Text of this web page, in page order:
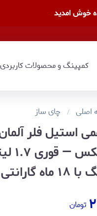
خوش امدید
کمپینگ و محصولات کاربردی
اصلی چای ساز
شرکتی
تومان